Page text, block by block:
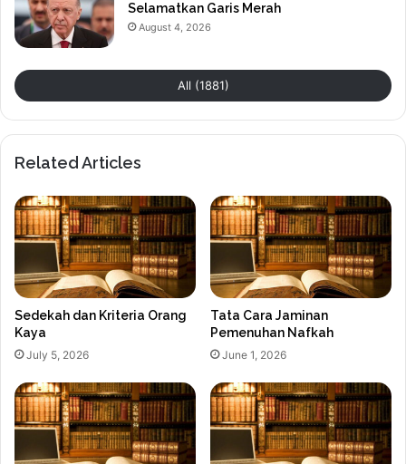
Selamatkan Garis Merah
August 4, 2026
All (1881)
Related Articles
Sedekah dan Kriteria Orang
Kaya
July 5, 2026
Tata Cara Jaminan
Pemenuhan Nafkah
June 1, 2026